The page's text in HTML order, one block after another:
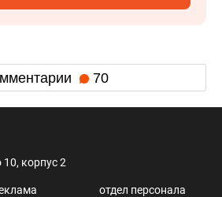
70
корпус 2
отдел персонала